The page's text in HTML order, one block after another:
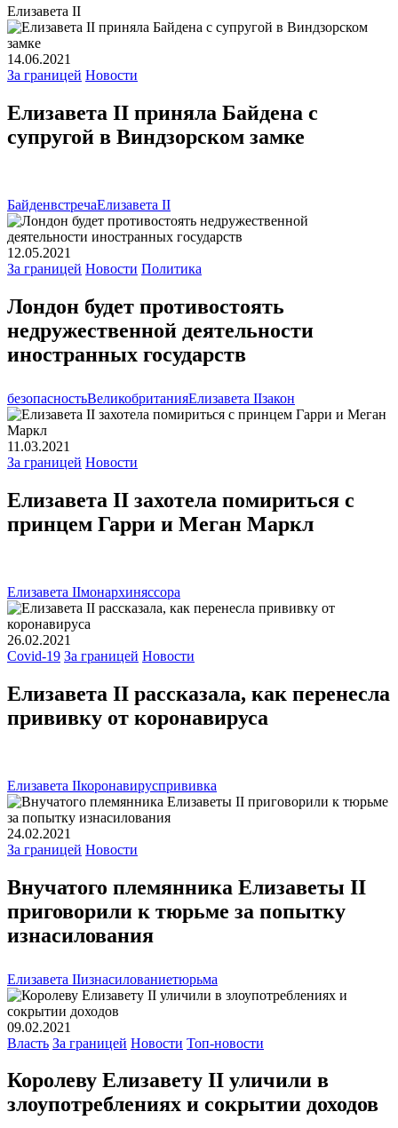
Елизавета II
14.06.2021
За границей Новости
Елизавета II приняла Байдена с
супругой в Виндзорском замке
БайденвстречаЕлизавета II
12.05.2021
За границей Новости Политика
Лондон будет противостоять
недружественной деятельности
иностранных государств
безопасностьВеликобританияЕлизавета IIзакон
11.03.2021
За границей Новости
Елизавета II захотела помириться с
принцем Гарри и Меган Маркл
Елизавета IIмонархиняссора
26.02.2021
Covid-19 За границей Новости
Елизавета II рассказала, как перенесла
прививку от коронавируса
Елизавета IIкоронавируспрививка
24.02.2021
За границей Новости
Внучатого племянника Елизаветы II
приговорили к тюрьме за попытку
изнасилования
Елизавета IIизнасилованиетюрьма
09.02.2021
Власть За границей Новости Топ-новости
Королеву Елизавету II уличили в
злоупотреблениях и сокрытии доходов